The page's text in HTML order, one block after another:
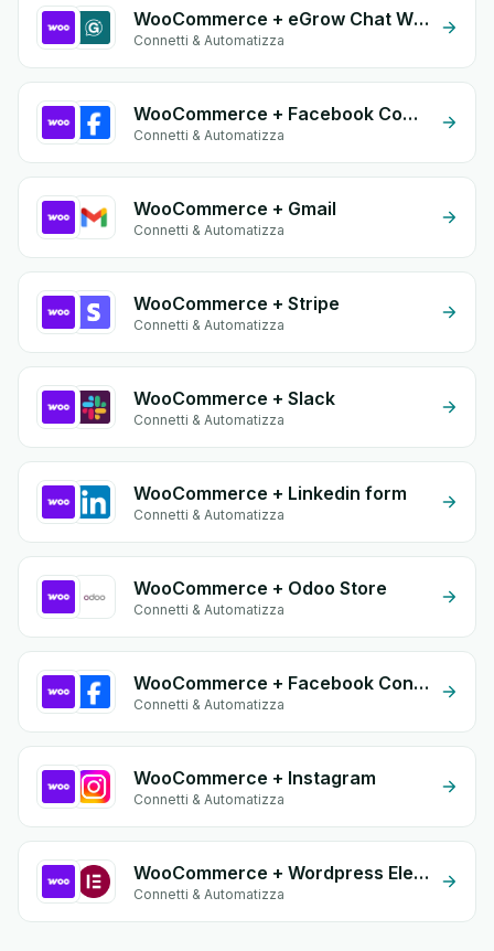
WooCommerce + eGrow Chat Widget
Connetti & Automatizza
WooCommerce + Facebook Comments
Connetti & Automatizza
WooCommerce + Gmail
Connetti & Automatizza
WooCommerce + Stripe
Connetti & Automatizza
WooCommerce + Slack
Connetti & Automatizza
WooCommerce + Linkedin form
Connetti & Automatizza
WooCommerce + Odoo Store
Connetti & Automatizza
WooCommerce + Facebook Conversion API (CAPI)
Connetti & Automatizza
WooCommerce + Instagram
Connetti & Automatizza
WooCommerce + Wordpress Elementor
Connetti & Automatizza